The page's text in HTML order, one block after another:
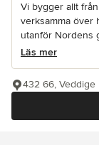
Vi bygger allt
verksamma över
utanför Nordens
Läs mer
432 66, Veddige